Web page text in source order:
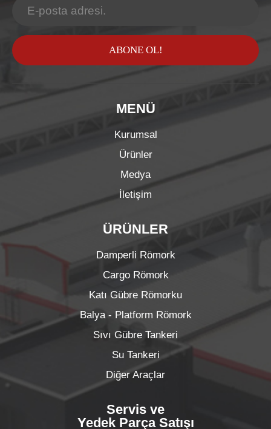
ABONE OL!
MENÜ
Kurumsal
Ürünler
Medya
İletişim
ÜRÜNLER
Damperli Römork
Cargo Römork
Katı Gübre Römorku
Balya - Platform Römork
Sıvı Gübre Tankeri
Su Tankeri
Diğer Araçlar
Servis ve
Yedek Parça Satışı